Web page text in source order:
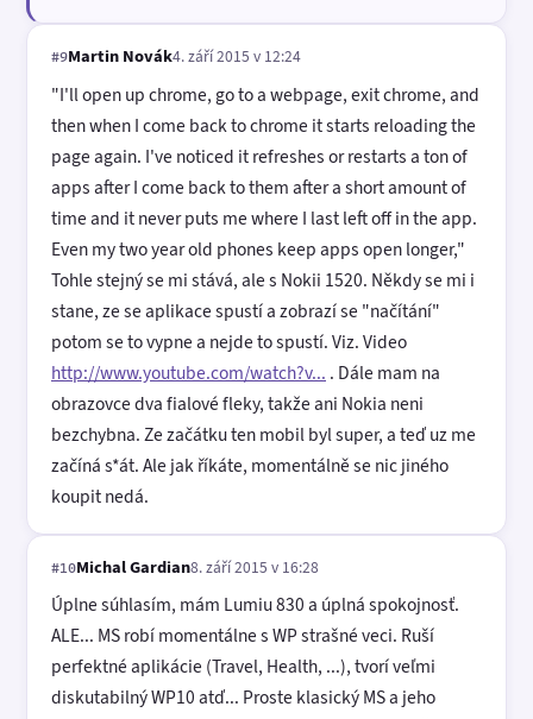
#9Martin Novák4. září 2015 v 12:24
"I'll open up chrome, go to a webpage, exit chrome, and
then when I come back to chrome it starts reloading the
page again. I've noticed it refreshes or restarts a ton of
apps after I come back to them after a short amount of
time and it never puts me where I last left off in the app.
Even my two year old phones keep apps open longer,"
Tohle stejný se mi stává, ale s Nokii 1520. Někdy se mi i
stane, ze se aplikace spustí a zobrazí se "načítání"
potom se to vypne a nejde to spustí. Viz. Video
http://www.youtube.com/watch?v... . Dále mam na
obrazovce dva fialové fleky, takže ani Nokia neni
bezchybna. Ze začátku ten mobil byl super, a teď uz me
začíná s*át. Ale jak říkáte, momentálně se nic jiného
koupit nedá.
#10Michal Gardian8. září 2015 v 16:28
Úplne súhlasím, mám Lumiu 830 a úplná spokojnosť.
ALE... MS robí momentálne s WP strašné veci. Ruší
perfektné aplikácie (Travel, Health, ...), tvorí veľmi
diskutabilný WP10 atď... Proste klasický MS a jeho